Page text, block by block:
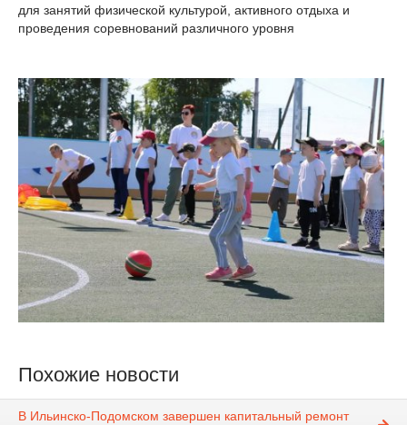
для занятий физической культурой, активного отдыха и
проведения соревнований различного уровня
Похожие новости
В Ильинско-Подомском завершен капитальный ремонт